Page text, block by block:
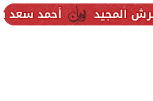
أحمد سعد يطلق «الألبوم